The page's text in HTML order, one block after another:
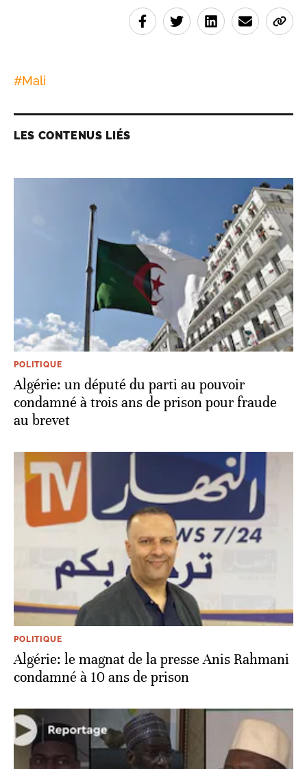
#Mali
LES CONTENUS LIÉS
POLITIQUE
Algérie: un député du parti au pouvoir
condamné à trois ans de prison pour fraude
au brevet
POLITIQUE
Algérie: le magnat de la presse Anis Rahmani
condamné à 10 ans de prison